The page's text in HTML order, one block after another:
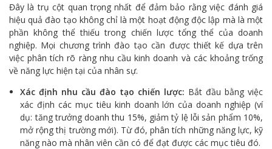
Đây là trụ cột quan trọng nhất để đảm bảo rằng việc đánh giá
hiệu quả đào tạo không chỉ là một hoạt động độc lập mà là một
phần không thể thiếu trong chiến lược tổng thể của doanh
nghiệp. Mọi chương trình đào tạo cần được thiết kế dựa trên
việc phân tích rõ ràng nhu cầu kinh doanh và các khoảng trống
về năng lực hiện tại của nhân sự.
Xác định nhu cầu đào tạo chiến lược: Bắt đầu bằng việc
xác định các mục tiêu kinh doanh lớn của doanh nghiệp (ví
dụ: tăng trưởng doanh thu 15%, giảm tỷ lệ lỗi sản phẩm 10%,
mở rộng thị trường mới). Từ đó, phân tích những năng lực, kỹ
năng nào mà nhân viên cần có để đạt được các mục tiêu đó.